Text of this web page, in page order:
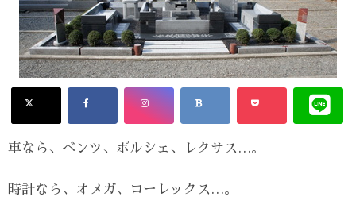
車なら、ベンツ、ポルシェ、レクサス…。
時計なら、オメガ、ローレックス…。